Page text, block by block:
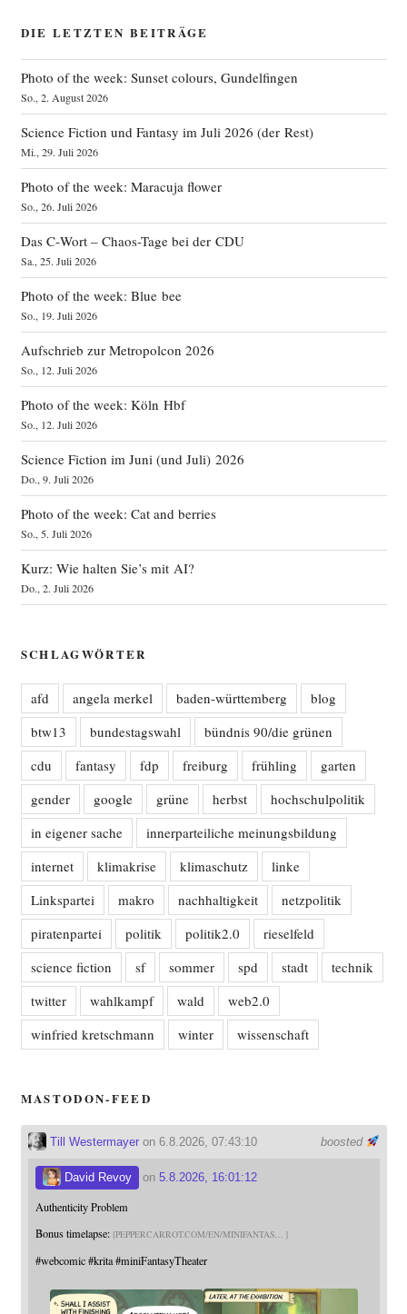
DIE LETZTEN BEITRÄGE
Photo of the week: Sunset colours, Gundelfingen
So., 2. August 2026
Science Fiction und Fantasy im Juli 2026 (der Rest)
Mi., 29. Juli 2026
Photo of the week: Maracuja flower
So., 26. Juli 2026
Das C‑Wort – Chaos-Tage bei der CDU
Sa., 25. Juli 2026
Photo of the week: Blue bee
So., 19. Juli 2026
Aufschrieb zur Metropolcon 2026
So., 12. Juli 2026
Photo of the week: Köln Hbf
So., 12. Juli 2026
Science Fiction im Juni (und Juli) 2026
Do., 9. Juli 2026
Photo of the week: Cat and berries
So., 5. Juli 2026
Kurz: Wie halten Sie’s mit AI?
Do., 2. Juli 2026
SCHLAGWÖRTER
afd angela merkel baden-württemberg
blog
btw13
bundestagswahl
bündnis 90/die grünen
cdu
fantasy fdp freiburg frühling
garten
gender
google grüne herbst
hochschulpolitik
in eigener sache
innerparteiliche meinungsbildung
internet
klimakrise klimaschutz
linke
Linkspartei
makro nachhaltigkeit
netzpolitik
piratenpartei
politik politik2.0
rieselfeld
science fiction
sf sommer spd stadt
technik
twitter
wahlkampf wald
web2.0
winfried kretschmann
winter wissenschaft
MASTODON-FEED
boosted
Till Westermayeron 6.8.2026, 07:43:10
David Revoy on 5.8.2026, 16:01:12
Authenticity Problem
Bonus timelapse: PEPPERCARROT.COM/EN/MINIFANTAS
#webcomic #krita #miniFantasyTheater